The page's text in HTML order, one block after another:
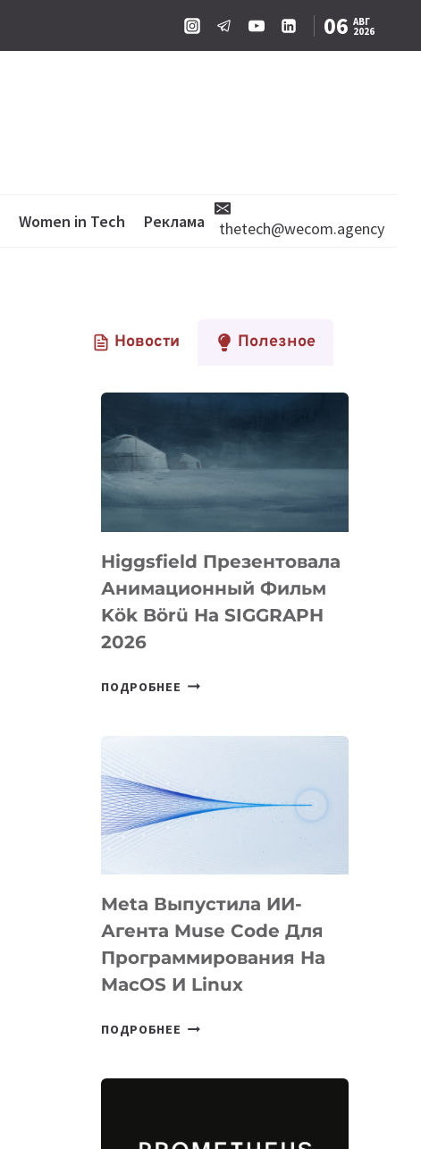
06 АВГ
2026
Women in Tech Реклама thetech@wecom.agency
Новости Полезное
Higgsfield Презентовала
Анимационный Фильм
Kök Börü На SIGGRAPH
2026
ПОДРОБНЕЕ HIGGSFIELD
BÖRÜ
НА
Meta Выпустила ИИ-
Агента Muse Code Для
Программирования На
MacOS И Linux
ПОДРОБНЕЕ META